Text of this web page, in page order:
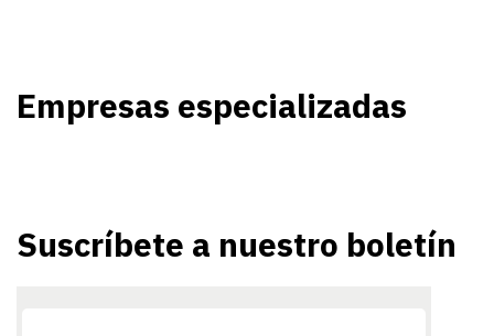
Empresas especializadas
Suscríbete a nuestro boletín